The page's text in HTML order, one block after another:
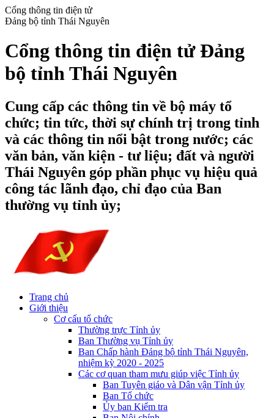
Cổng thông tin điện tử
Đảng bộ tỉnh Thái Nguyên
Cổng thông tin điện tử Đảng
bộ tỉnh Thái Nguyên
Cung cấp các thông tin về bộ máy tổ
chức; tin tức, thời sự chính trị trong tỉnh
và các thông tin nổi bật trong nước; các
văn bản, văn kiện - tư liệu; đất và người
Thái Nguyên góp phần phục vụ hiệu quả
công tác lãnh đạo, chỉ đạo của Ban
thường vụ tỉnh ủy;
Trang chủ
Giới thiệu
Cơ cấu tổ chức
Thường trực Tỉnh ủy
Ban Thường vụ Tỉnh ủy
Ban Chấp hành Đảng bộ tỉnh Thái Nguyên,
nhiệm kỳ 2020 - 2025
Các cơ quan tham mưu giúp việc Tỉnh ủy
Ban Tuyên giáo và Dân vận Tỉnh ủy
Ban Tổ chức
Ủy ban Kiểm tra